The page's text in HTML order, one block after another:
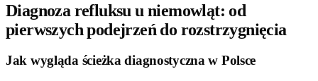
Diagnoza refluksu u niemowląt: od
pierwszych podejrzeń do rozstrzygnięcia
Jak wygląda ścieżka diagnostyczna w Polsce